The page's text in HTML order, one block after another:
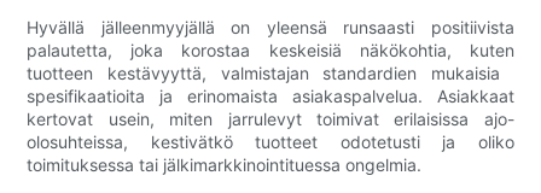
Hyvällä jälleenmyyjällä on yleensä runsaasti positiivista
palautetta, joka korostaa keskeisiä näkökohtia, kuten
tuotteen kestävyyttä, valmistajan standardien mukaisia ​​​​
spesifikaatioita ja erinomaista asiakaspalvelua. Asiakkaat
kertovat usein, miten jarrulevyt toimivat erilaisissa ajo-
olosuhteissa, kestivätkö tuotteet odotetusti ja oliko
toimituksessa tai jälkimarkkinointituessa ongelmia.